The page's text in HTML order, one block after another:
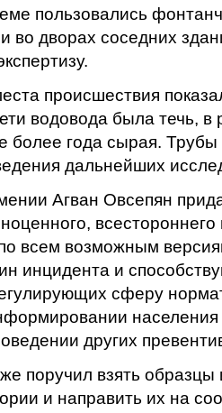
пользовались
во дворах соседних
происшествия
водовода была течь, в
более года сырая.
дальнейших
Агван Овсепян
всестороннего
всем возможным
инцидента и
сферу
других
поручил взять
и направить их на